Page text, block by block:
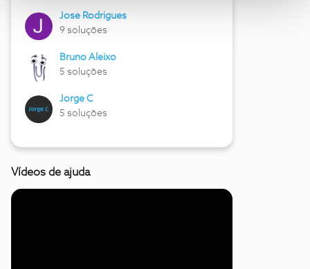
Jose Rodrigues
9 soluções
Bruno Aleixo
5 soluções
Jorge C
5 soluções
Vídeos de ajuda